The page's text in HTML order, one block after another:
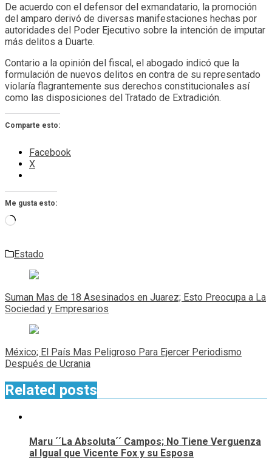
De acuerdo con el defensor del exmandatario, la promoción
del amparo derivó de diversas manifestaciones hechas por
autoridades del Poder Ejecutivo sobre la intención de imputar
más delitos a Duarte.
Contario a la opinión del fiscal, el abogado indicó que la
formulación de nuevos delitos en contra de su representado
violaría flagrantemente sus derechos constitucionales así
como las disposiciones del Tratado de Extradición.
Comparte esto:
Facebook
X
Me gusta esto:
Cargando...
Estado
Navegación
de
entradas
Suman Mas de 18 Asesinados en Juarez; Esto Preocupa a La
Sociedad y Empresarios
México; El País Mas Peligroso Para Ejercer Periodismo
Después de Ucrania
Related posts
Maru ´´La Absoluta´´ Campos; No Tiene Verguenza
al Igual que Vicente Fox y su Esposa